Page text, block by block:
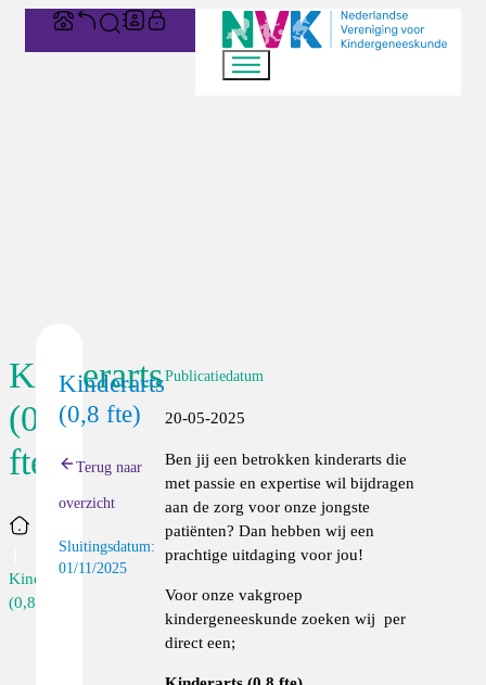
Kinderarts
(0,8
fte)
Home
Kinderarts
(0,8...
Kinderarts
(0,8 fte)
Terug naar
overzicht
Sluitingsdatum:
01/11/2025
Publicatiedatum
20-05-2025
Ben jij een betrokken kinderarts die
met passie en expertise wil bijdragen
aan de zorg voor onze jongste
patiënten? Dan hebben wij een
prachtige uitdaging voor jou!
Voor onze vakgroep
kindergeneeskunde zoeken wij per
direct een;